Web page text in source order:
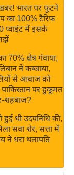
भारत पर फूटने
का 100% टैरिफ
प्वाइंट में इसके
70% क्षेत्र गंवाया,
ने कब्जाया,
से आवाज को
पाकिस्तान पर हुकूमत
शहबाज?
हुई थी उदयनिधि की,
सवा शेर, सत्ता में
ने धरा थलापति